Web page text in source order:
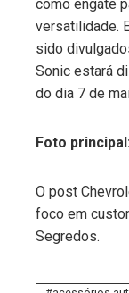
como engate
versatilidade.
sido
Sonic estará
do dia 7 de
Foto
O post
foco em
Segredos.